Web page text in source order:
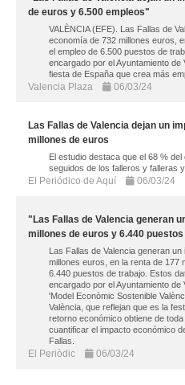
de euros y 6.500 empleos"
VALÈNCIA (EFE). Las Fallas de
economía de 732 millones euros,
el empleo de 6.500 puestos de
encargado por el Ayuntamiento de
fiesta de España que crea más
Valencia Plaza 06/03/24
Las Fallas de Valencia dejan un
millones de euros
El estudio destaca que el 68 %
seguidos de los falleros y falleras
El Periódico de Aquí 06/03/24
"Las Fallas de Valencia generan
millones de euros y 6.440
Las Fallas de Valencia generan
millones euros, en la renta de 177
6.440 puestos de trabajo. Estos
encargado por el Ayuntamiento
'Model Econòmic Sostenible
València, que reflejan que es la
retorno económico obtiene de
cuantificar el impacto económico
Fallas.
El Periòdic 06/03/24